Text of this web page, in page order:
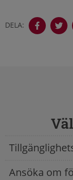
DELA:
Ansöka om